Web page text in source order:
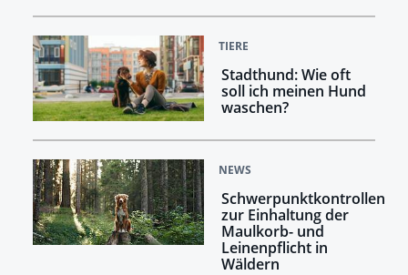
TIERE
Stadthund: Wie oft
soll ich meinen Hund
waschen?
NEWS
Schwerpunktkontrollen
zur Einhaltung der
Maulkorb- und
Leinenpflicht in
Wäldern